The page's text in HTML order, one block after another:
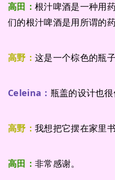
高田： 根汁啤酒是一种用
们的根汁啤酒是用所谓的药
高野： 这是一个棕色的瓶
Celeina： 瓶盖的设计也很
高野： 我想把它摆在家里
高田： 非常感谢。